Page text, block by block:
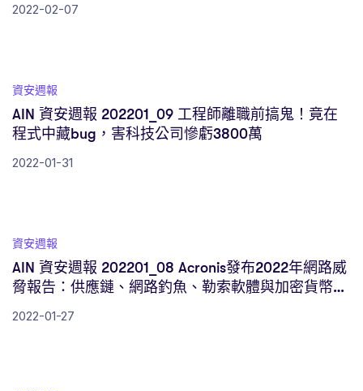
2022-02-07
資安週報
AIN 資安週報 202201_09 工程師離職前搞鬼！竟在
程式中藏bug，害科技公司慘虧3800萬
2022-01-31
資安週報
AIN 資安週報 202201_08 Acronis發布2022年網路威
脅報告：供應鏈、網路釣魚、勒索軟體與加密貨幣為
2022-01-27